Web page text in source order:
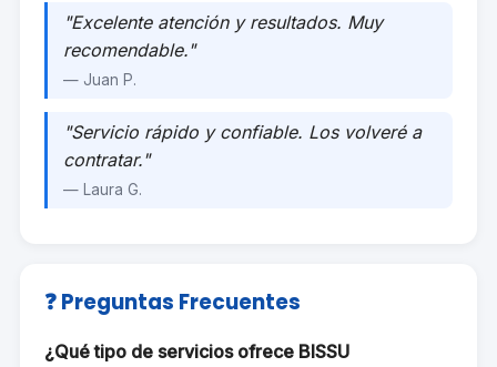
"Excelente atención y resultados. Muy
recomendable."
— Juan P.
"Servicio rápido y confiable. Los volveré a
contratar."
— Laura G.
❓ Preguntas Frecuentes
¿Qué tipo de servicios ofrece BISSU